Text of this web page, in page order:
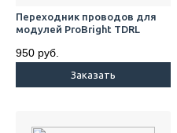
Переходник проводов для
модулей ProBright TDRL
950 руб.
Заказать